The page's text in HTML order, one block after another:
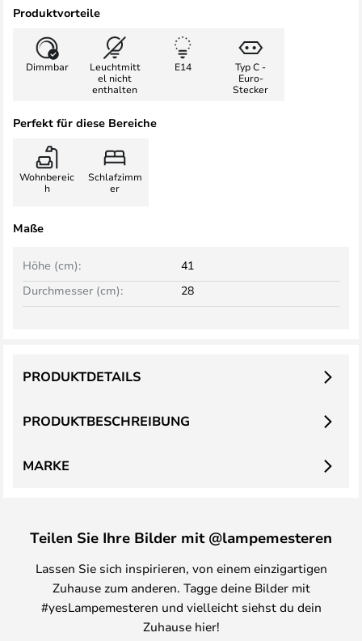
Produktvorteile
Dimmbar
Leuchtmitt
el nicht
enthalten
E14
Typ C -
Euro-
Stecker
Perfekt für diese Bereiche
Wohnbereic
h
Schlafzimm
er
Maße
Höhe (cm):
41
Durchmesser (cm):
28
PRODUKTBESCHREIBUNG
PRODUKTDETAILS
MARKE
Teilen Sie Ihre Bilder mit @lampemesteren
Lassen Sie sich inspirieren, von einem einzigartigen
Zuhause zum anderen. Tagge deine Bilder mit
#yesLampemesteren und vielleicht siehst du dein
Zuhause hier!